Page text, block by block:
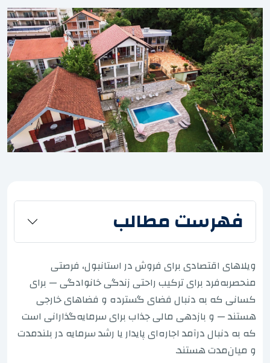
فهرست مطالب
ویلاهای اقتصادی برای فروش در استانبول، فرصتی
منحصربه‌فرد برای ترکیب راحتی زندگی خانوادگی — برای
کسانی که به دنبال فضای گسترده و فضاهای خارجی
هستند — و بازدهی مالی جذاب برای سرمایه‌گذارانی است
که به دنبال درآمد اجاره‌ای پایدار یا رشد سرمایه در بلندمدت
و میان‌مدت هستند.